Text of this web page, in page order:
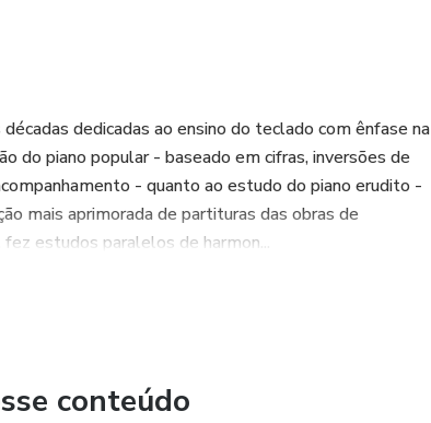
dedicadas ao ensino do teclado com ênfase na
do piano popular - baseado em cifras, inversões de
- quanto ao estudo do piano erudito -
mais aprimorada de partituras das obras de
estudos paralelos de harmon...
conteúdo